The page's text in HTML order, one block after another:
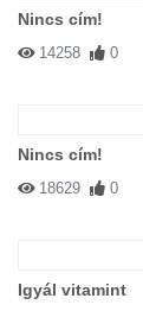
Nincs cím!
14258 0
Nincs cím!
18629 0
Igyál vitamint